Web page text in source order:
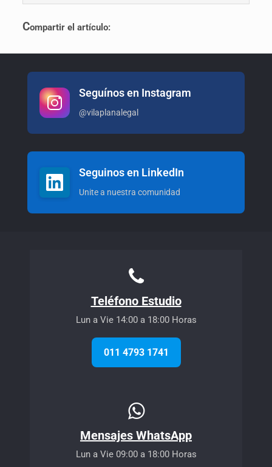
Compartir el artículo:
Seguínos en Instagram
@vilaplanalegal
Seguinos en LinkedIn
Unite a nuestra comunidad
Teléfono Estudio
Lun a Vie 14:00 a 18:00 Horas
011 4793 1741
Mensajes WhatsApp
Lun a Vie 09:00 a 18:00 Horas